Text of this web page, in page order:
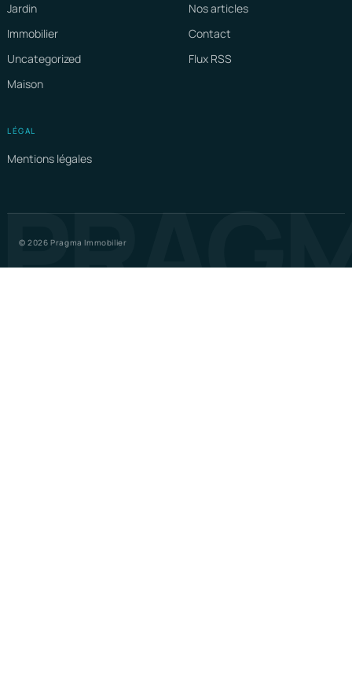
Jardin
Immobilier
Uncategorized
Maison
Nos articles
Contact
Flux RSS
LÉGAL
Mentions légales
© 2026 Pragma Immobilier